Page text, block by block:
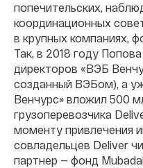
попечительских,
координационных
в крупных компаниях,
Так, в 2018 году
директоров «ВЭБ
созданный ВЭБом), а
Венчурс» вложил 500
грузоперевозчика
моменту привлечения
совладельцев Deliver
партнер — фонд